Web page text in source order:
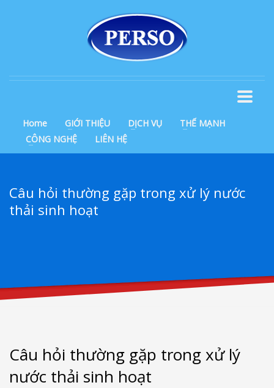
Home GIỚI THIỆU DỊCH VỤ
THẾ MẠNH
CÔNG NGHỆ
LIÊN HỆ
Câu hỏi thường gặp trong xử lý nước
thải sinh hoạt
Câu hỏi thường gặp trong xử lý
nước thải sinh hoạt